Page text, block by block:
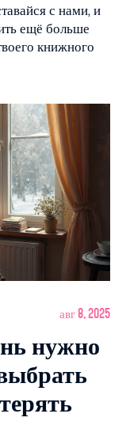
с нами, и
ещё больше
книжного
авг 8, 2025
нужно